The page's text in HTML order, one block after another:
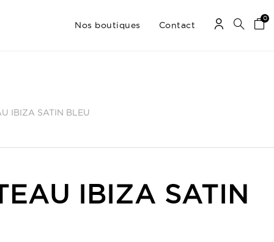
Nos boutiques Contact
0
IBIZA SATIN BLEU
IBIZA SATIN